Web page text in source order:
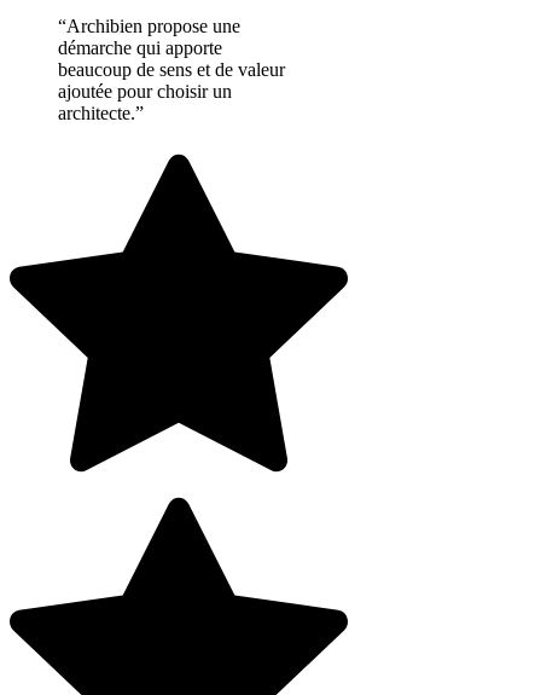
“Archibien propose une
démarche qui apporte
beaucoup de sens et de valeur
ajoutée pour choisir un
architecte.”